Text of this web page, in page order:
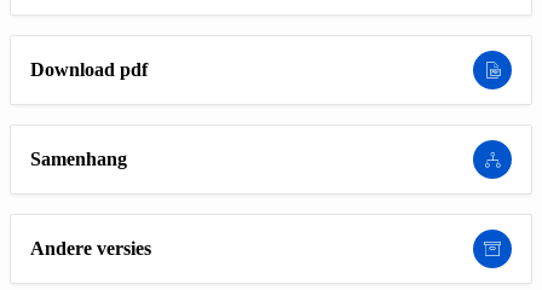
Download pdf
Samenhang
Andere versies